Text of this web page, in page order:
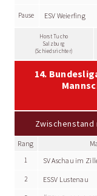
Pause ESV Weierfing
Horst Tucho
Salzburg
(Schiedsrichter)
14.
Zwischenstand
Rang
1 SV Aschau im
2 ESSV Lustenau